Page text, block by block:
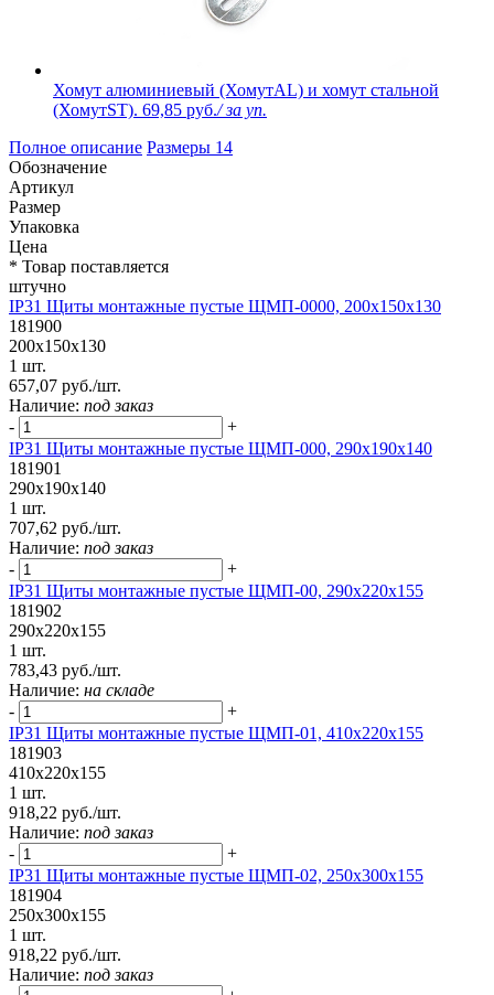
Хомут алюминиевый (ХомутAL) и хомут стальной
(ХомутST). 69,85 руб./ за уп.
Полное описание Размеры 14
Обозначение
Артикул
Размер
Упаковка
Цена
* Товар поставляется
штучно
IP31 Щиты монтажные пустые ЩМП-0000, 200х150х130
181900
200х150х130
1 шт.
657,07 руб./шт.
Наличие: под заказ
-
+
IP31 Щиты монтажные пустые ЩМП-000, 290х190х140
181901
290х190х140
1 шт.
707,62 руб./шт.
Наличие: под заказ
-
+
IP31 Щиты монтажные пустые ЩМП-00, 290х220х155
181902
290х220х155
1 шт.
783,43 руб./шт.
Наличие: на складе
-
+
IP31 Щиты монтажные пустые ЩМП-01, 410х220х155
181903
410х220х155
1 шт.
918,22 руб./шт.
Наличие: под заказ
-
+
IP31 Щиты монтажные пустые ЩМП-02, 250х300х155
181904
250х300х155
1 шт.
918,22 руб./шт.
Наличие: под заказ